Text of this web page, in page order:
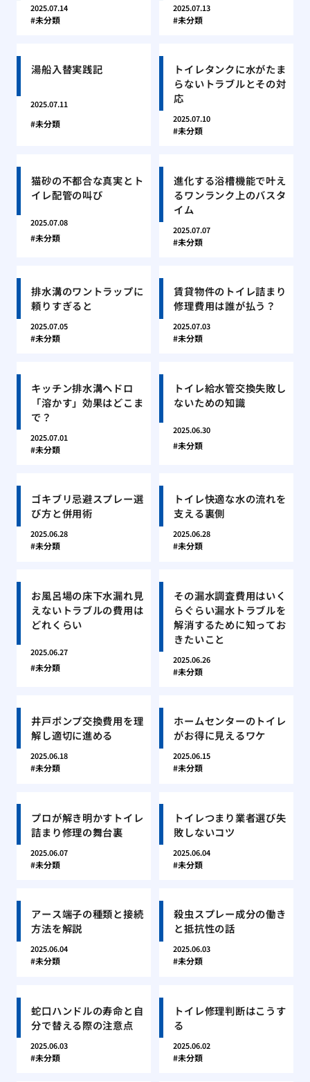
2025.07.14
未分類
2025.07.13
未分類
湯船入替実践記
2025.07.11
未分類
トイレタンクに水がたま
らないトラブルとその対
応
2025.07.10
未分類
猫砂の不都合な真実とト
イレ配管の叫び
2025.07.08
未分類
進化する浴槽機能で叶え
るワンランク上のバスタ
イム
2025.07.07
未分類
排水溝のワントラップに
頼りすぎると
2025.07.05
未分類
賃貸物件のトイレ詰まり
修理費用は誰が払う？
2025.07.03
未分類
キッチン排水溝ヘドロ
「溶かす」効果はどこま
で？
2025.07.01
未分類
トイレ給水管交換失敗し
ないための知識
2025.06.30
未分類
ゴキブリ忌避スプレー選
び方と併用術
2025.06.28
未分類
トイレ快適な水の流れを
支える裏側
2025.06.28
未分類
お風呂場の床下水漏れ見
えないトラブルの費用は
どれくらい
2025.06.27
未分類
その漏水調査費用はいく
らぐらい漏水トラブルを
解消するために知ってお
きたいこと
2025.06.26
未分類
井戸ポンプ交換費用を理
解し適切に進める
2025.06.18
未分類
ホームセンターのトイレ
がお得に見えるワケ
2025.06.15
未分類
プロが解き明かすトイレ
詰まり修理の舞台裏
2025.06.07
未分類
トイレつまり業者選び失
敗しないコツ
2025.06.04
未分類
アース端子の種類と接続
方法を解説
2025.06.04
未分類
殺虫スプレー成分の働き
と抵抗性の話
2025.06.03
未分類
蛇口ハンドルの寿命と自
分で替える際の注意点
2025.06.03
未分類
トイレ修理判断はこうす
る
2025.06.02
未分類